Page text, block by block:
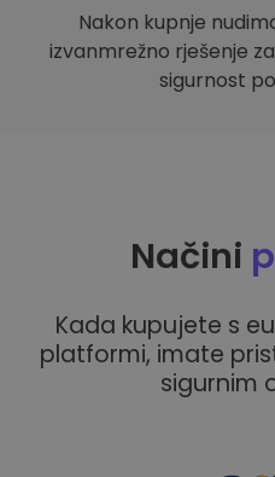
Nakon kupnje
izvanmrežno rješenje
sigurnost
Načini
Kada kupujete s
platformi, imate
sigurnim